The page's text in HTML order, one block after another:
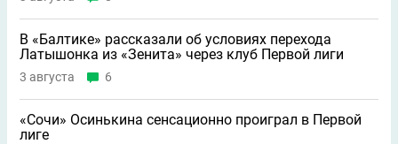
В «Балтике» рассказали об условиях перехода
Латышонка из «Зенита» через клуб Первой лиги
3 августа 6
«Сочи» Осинькина сенсационно проиграл в Первой
лиге